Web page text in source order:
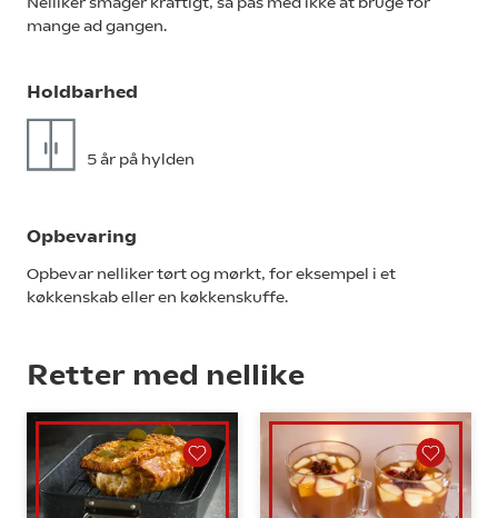
mange ad gangen.
Holdbarhed
5 år på hylden
Opbevaring
Opbevar nelliker tørt og mørkt, for eksempel i et
køkkenskab eller en køkkenskuffe.
Retter med nellike